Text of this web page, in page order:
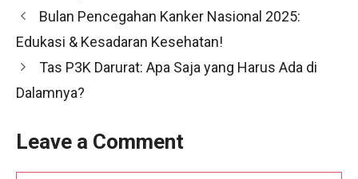
Bulan Pencegahan Kanker Nasional 2025:
Edukasi & Kesadaran Kesehatan!
Tas P3K Darurat: Apa Saja yang Harus Ada di
Dalamnya?
Leave a Comment